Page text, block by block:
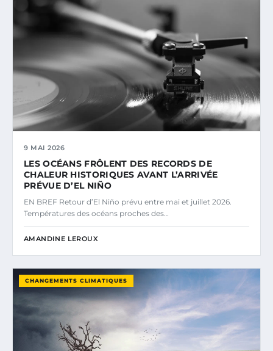
9 MAI 2026
LES OCÉANS FRÔLENT DES RECORDS DE
CHALEUR HISTORIQUES AVANT L’ARRIVÉE
PRÉVUE D’EL NIÑO
EN BREF Retour d’El Niño prévu entre mai et juillet 2026.
Températures des océans proches des…
AMANDINE LEROUX
CHANGEMENTS CLIMATIQUES